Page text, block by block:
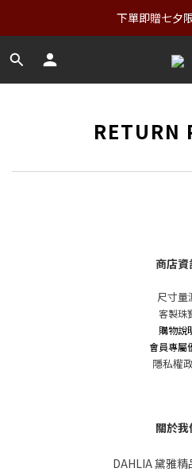
下單即贈七夕
RETURN
商店資
尺寸量
客製珠
購物說
會員專屬
隱私權
關於我
DAHLIA 黛雅